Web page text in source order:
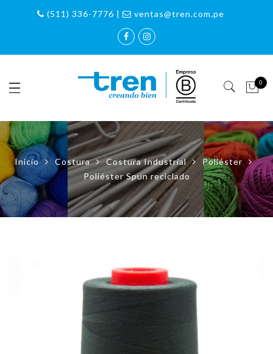
(511) 336-7776 | ventas@tren.com.pe
0
Inicio Costura Costura Industrial
Poliéster
Poliéster Spun reciclado